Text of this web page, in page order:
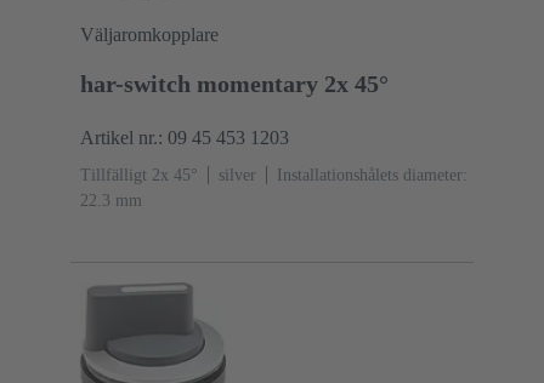
Väljaromkopplare
har-switch momentary 2x 45°
Artikel nr.: 09 45 453 1203
Tillfälligt 2x 45° silver
Installationshålets diameter:
22.3 mm